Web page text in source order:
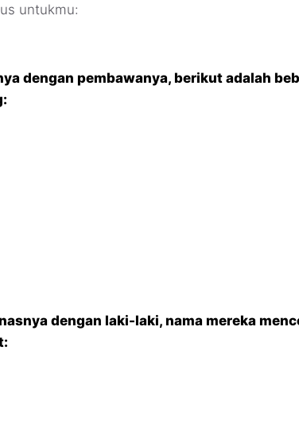
untukmu:
dengan pembawanya, berikut adalah
dengan laki-laki, nama mereka